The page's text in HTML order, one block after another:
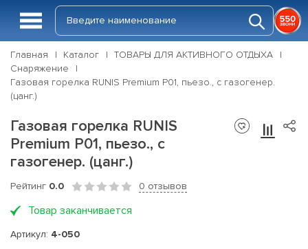
Главная Каталог
ТОВАРЫ ДЛЯ АКТИВНОГО ОТДЫХА
Снаряжение
Газовая горелка RUNIS Premium P01, пьезо., с газогенер.
(цанг.)
Газовая горелка RUNIS
Premium P01, пьезо., с
газогенер. (цанг.)
Рейтинг 0.0 0 отзывов
Товар заканчивается
Артикул: 4-050